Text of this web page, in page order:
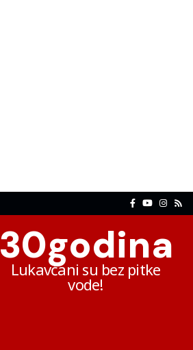
30godina
Lukavčani su bez pitke
vode!